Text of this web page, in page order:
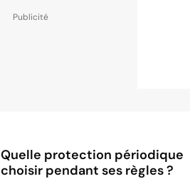
Quelle protection périodique
choisir pendant ses règles ?